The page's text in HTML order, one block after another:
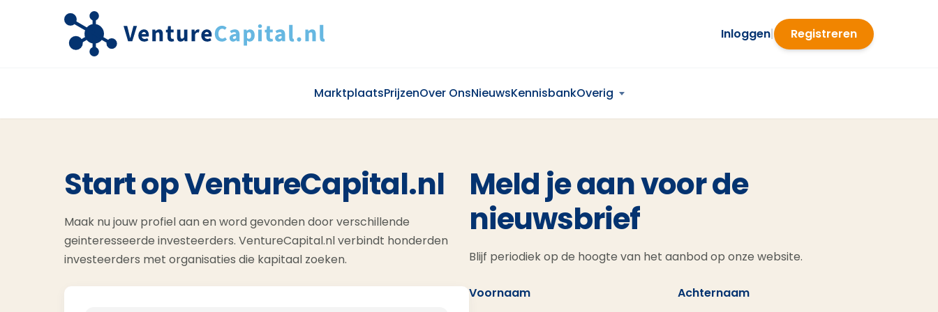
Inloggen| Registreren
MarktplaatsPrijzenOver OnsNieuwsKennisbankOverig
Start op VentureCapital.nl
Maak nu jouw profiel aan en word gevonden door verschillende
geinteresseerde investeerders. VentureCapital.nl verbindt honderden
investeerders met organisaties die kapitaal zoeken.
Meld je aan voor de
nieuwsbrief
Blijf periodiek op de hoogte van het aanbod op onze website.
Voornaam Achternaam